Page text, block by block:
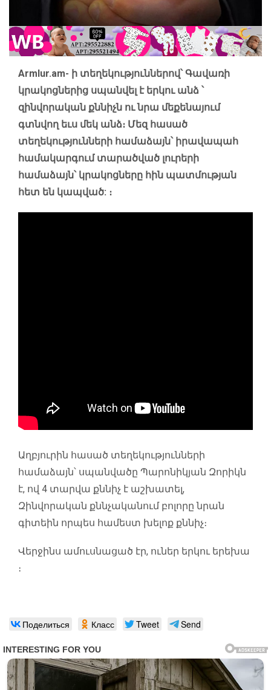
Armlur.am- ի տեղեկություններով՝ Գավառի
կրակոցներից սպանվել է երկու անձ ՝
զինվորական քննիչն ու նրա մեքենայում
գտնվող եւս մեկ անձ։ Մեզ հասած
տեղեկությունների համաձայն՝ իրավապահ
համակարգում տարածված լուրերի
համաձայն՝ կրակոցները հին պատմության
հետ են կապված: ։
Աղբյուրին հասած տեղեկությունների
համաձայն՝ սպանվածը Պարոնիկյան Զորիկն
է, ով 4 տարվա քննիչ է աշխատել,
Զինվորական քննչականում բոլորը նրան
գիտեին որպես համեստ խելոք քննիչ։
Վերջինս ամուսնացած էր, ուներ երկու երեխա
։
Поделиться Класс Tweet Send